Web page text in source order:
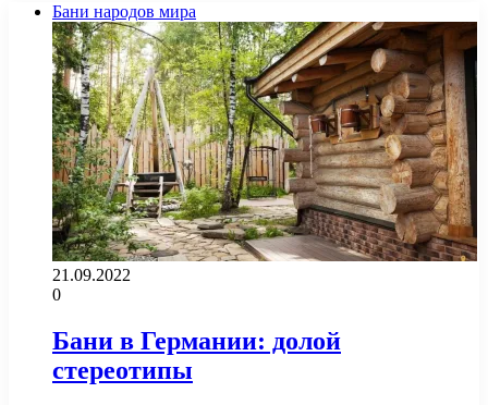
Бани народов мира
21.09.2022
0
Бани в Германии: долой
стереотипы